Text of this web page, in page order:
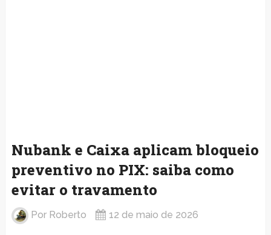
Nubank e Caixa aplicam bloqueio
preventivo no PIX: saiba como
evitar o travamento
Por Roberto 12 de maio de 2026